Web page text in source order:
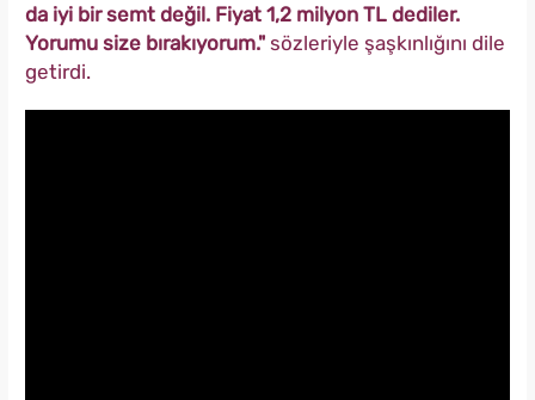
da iyi bir semt değil. Fiyat 1,2 milyon TL dediler.
Yorumu size bırakıyorum." sözleriyle şaşkınlığını dile
getirdi.